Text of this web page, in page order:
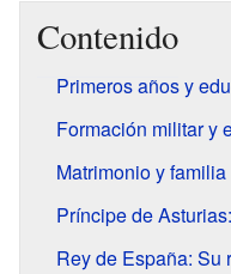
Contenido
Primeros años y
Formación militar y
Matrimonio y familia
Príncipe de
Rey de España: Su